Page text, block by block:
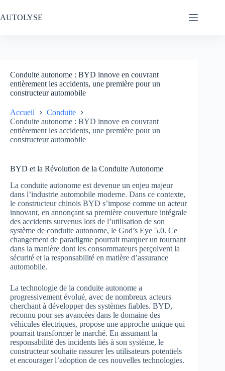
au
contenu
AUTOLYSE
Conduite autonome : BYD innove en couvrant
entièrement les accidents, une première pour un
constructeur automobile
Accueil
Conduite
Conduite autonome : BYD innove en couvrant
entièrement les accidents, une première pour un
constructeur automobile
BYD et la Révolution de la Conduite Autonome
La conduite autonome est devenue un enjeu majeur
dans l’industrie automobile moderne. Dans ce contexte,
le constructeur chinois BYD s’impose comme un acteur
innovant, en annonçant sa première couverture intégrale
des accidents survenus lors de l’utilisation de son
système de conduite autonome, le God’s Eye 5.0. Ce
changement de paradigme pourrait marquer un tournant
dans la manière dont les consommateurs perçoivent la
sécurité et la responsabilité en matière d’assurance
automobile.
La technologie de la conduite autonome a
progressivement évolué, avec de nombreux acteurs
cherchant à développer des systèmes fiables. BYD,
reconnu pour ses avancées dans le domaine des
véhicules électriques, propose une approche unique qui
pourrait transformer le marché. En assumant la
responsabilité des incidents liés à son système, le
constructeur souhaite rassurer les utilisateurs potentiels
et encourager l’adoption de ces nouvelles technologies.